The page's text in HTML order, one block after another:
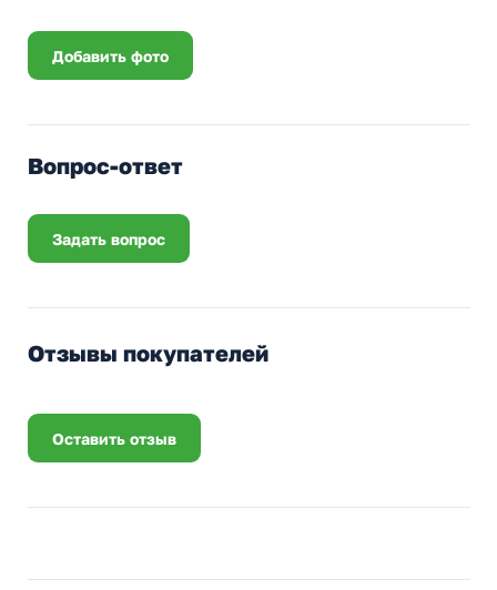
Добавить фото
Вопрос-ответ
Задать вопрос
Отзывы покупателей
Оставить отзыв